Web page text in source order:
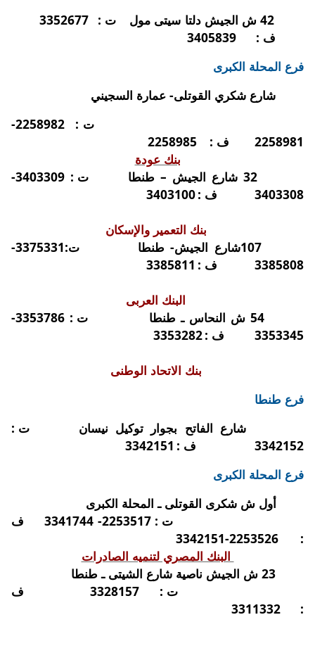
ت :
3352677
ف :
3405839
فرع المحلة الكبرى
شارع شكري القوتلى- عمارة السجيني
ت :
2258982-
2258981
ف :
2258985
بنك عودة
ت : 3403309-
3403308
ف :3403100
بنك التعمير والإسكان
107شارع الجيش- طنطا
ت:3375331-
3385808
ف : 3385811
البنك العربى
ت : 3353786-
3353345
ف :3353282
بنك الاتحاد الوطنى
فرع طنطا
شارع الفاتح بجوار توكيل نيسان
ت :
3342152
ف : 3342151
فرع المحلة الكبرى
أول ش شكرى القوتلى ـ المحلة الكبرى
ت : 2253517- 3341744
ف
:
2253526-3342151
البنك المصري لتنميه الصادرات
ت :
3328157
ف
:
3311332